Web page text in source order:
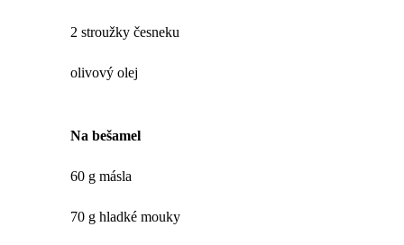
2 stroužky česneku
olivový olej
Na bešamel
60 g másla
70 g hladké mouky